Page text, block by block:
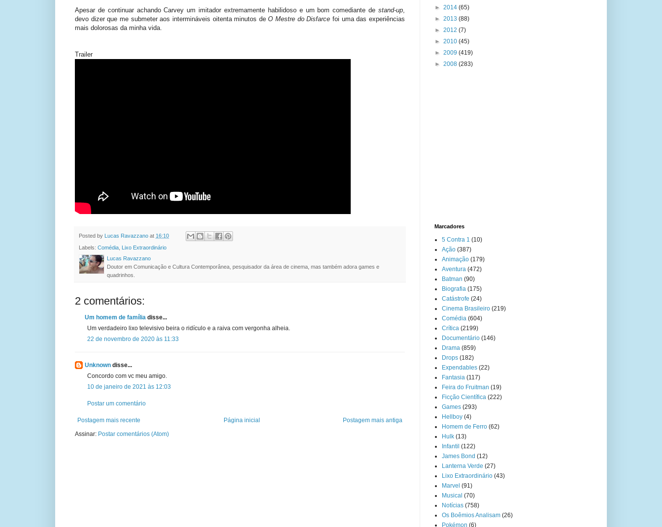
Apesar de continuar achando Carvey um imitador extremamente habilidoso e um bom comediante de stand-up
devo dizer que me submeter aos intermináveis oitenta minutos deO Mestre do Disfarcefoi uma das experiências
mais dolorosas da minha vida.
Trailer
Posted by Lucas Ravazzano at 16:10
Labels: Comédia Lixo Extraordinário
Lucas Ravazzano
Doutor em Comunicação e Cultura Contemporânea, pesquisador da área de cinema, mas também adora games e
quadrinhos.
2 comentários:
Um homem de família disse...
Um verdadeiro lixo televisivo beira o ridículo e a raiva com vergonha alheia.
22 de novembro de 2020 às 11:33
Unknown disse...
Concordo com vc meu amigo.
10 de janeiro de 2021 às 12:03
Postar um comentário
Postagem mais recente Postagem mais antiga
Página inicial
Assinar: Postar comentários (Atom)
► 2014 (65)
► 2013 (88)
► 2012 (7)
► 2010 (45)
► 2009 (419)
► 2008 (283)
Marcadores
5 Contra 1 (10)
Ação (387)
Animação (179)
Aventura (472)
Batman (90)
Biografia (175)
Catástrofe (24)
Cinema Brasileiro (219)
Comédia (604)
Crítica (2199)
Documentário (146)
Drama (859)
Drops (182)
Expendables (22)
Fantasia (117)
Feira do Fruitman (19)
Ficção Científica (222)
Games (293)
Hellboy (4)
Homem de Ferro (62)
Hulk (13)
Infantil (122)
James Bond (12)
Lanterna Verde (27)
Lixo Extraordinário (43)
Marvel (91)
Musical (70)
Notícias (758)
Os Boêmios Analisam (26)
Pokémon (6)